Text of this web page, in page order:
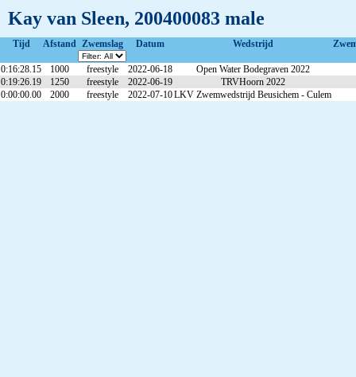
Kay van Sleen, 200400083 male
Tijd Afstand Zwemslag Datum Wedstrijd
0:16:28.15 1000 freestyle 2022-06-18
Open Water Bodegraven 2022
0:19:26.19
1250 freestyle 2022-06-19
TRVHoorn 2022
0:00:00.00
2000 freestyle 2022-07-10LKV Zwemwedstrijd Beusichem - Culem